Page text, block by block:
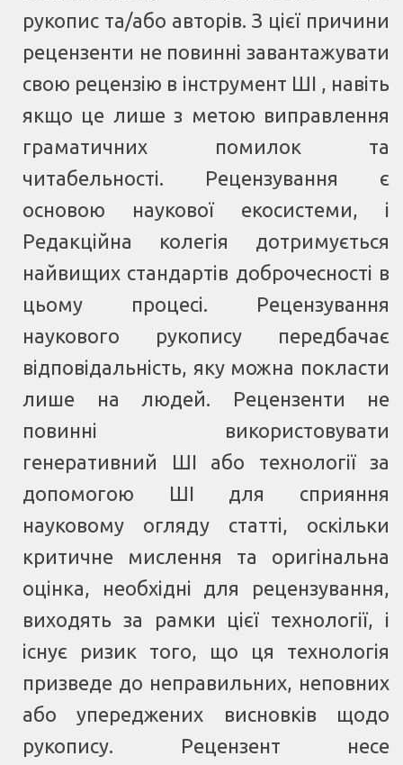
рукопис та/або авторів. З цієї причини
рецензенти не повинні завантажувати
свою рецензію в інструмент ШІ , навіть
якщо це лише з метою виправлення
граматичних помилок та
читабельності. Рецензування є
основою наукової екосистеми, і
Редакційна колегія дотримується
найвищих стандартів доброчесності в
цьому процесі. Рецензування
наукового рукопису передбачає
відповідальність, яку можна покласти
лише на людей. Рецензенти не
повинні використовувати
генеративний ШІ або технології за
допомогою ШІ для сприяння
науковому огляду статті, оскільки
критичне мислення та оригінальна
оцінка, необхідні для рецензування,
виходять за рамки цієї технології, і
існує ризик того, що ця технологія
призведе до неправильних, неповних
або упереджених висновків щодо
рукопису. Рецензент несе